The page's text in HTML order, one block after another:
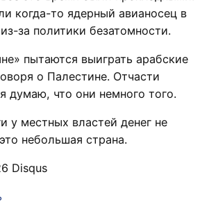
когда-то ядерный авианосец в
за политики безатомности.
пытаются выиграть арабские
о Палестине. Отчасти
думаю, что они немного того.
у местных властей денег не
небольшая страна.
Disqus